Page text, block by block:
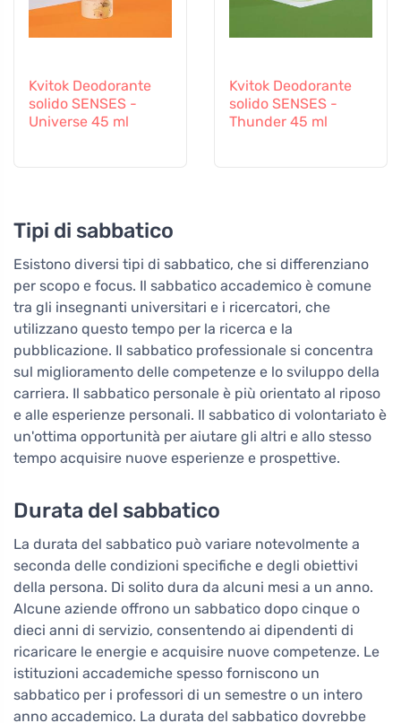
Kvitok Deodorante
solido SENSES -
Universe 45 ml
Kvitok Deodorante
solido SENSES -
Thunder 45 ml
Tipi di sabbatico
Esistono diversi tipi di sabbatico, che si differenziano
per scopo e focus. Il sabbatico accademico è comune
tra gli insegnanti universitari e i ricercatori, che
utilizzano questo tempo per la ricerca e la
pubblicazione. Il sabbatico professionale si concentra
sul miglioramento delle competenze e lo sviluppo della
carriera. Il sabbatico personale è più orientato al riposo
e alle esperienze personali. Il sabbatico di volontariato è
un'ottima opportunità per aiutare gli altri e allo stesso
tempo acquisire nuove esperienze e prospettive.
Durata del sabbatico
La durata del sabbatico può variare notevolmente a
seconda delle condizioni specifiche e degli obiettivi
della persona. Di solito dura da alcuni mesi a un anno.
Alcune aziende offrono un sabbatico dopo cinque o
dieci anni di servizio, consentendo ai dipendenti di
ricaricare le energie e acquisire nuove competenze. Le
istituzioni accademiche spesso forniscono un
sabbatico per i professori di un semestre o un intero
anno accademico. La durata del sabbatico dovrebbe